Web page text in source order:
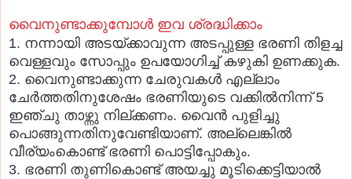
വൈനുണ്ടാക്കുമ്പോള്‍ ഇവ ശ്രദ്ധിക്കാം
1. നന്നായി അടയ്ക്കാവുന്ന അടപ്പുള്ള ഭരണി തിളച്ച
വെള്ളവും സോപ്പും ഉപയോഗിച്ച് കഴുകി ഉണക്കുക.
2. വൈനുണ്ടാക്കുന്ന ചേരുവകള്‍ എല്ലാം
ചേര്‍ത്തതിനുശേഷം ഭരണിയുടെ വക്കില്‍നിന്ന് 5
ഇഞ്ചു താഴ്ന്നു നില്ക്കണം. വൈന്‍ പുളിച്ചു
പൊങ്ങുന്നതിനുവേണ്ടിയാണ്. അല്ലെങ്കില്‍
വീര്യംകൊണ്ട് ഭരണി പൊട്ടിപ്പോകും.
3. ഭരണി തുണികൊണ്ട് അയച്ചു മൂടിക്കെട്ടിയാല്‍